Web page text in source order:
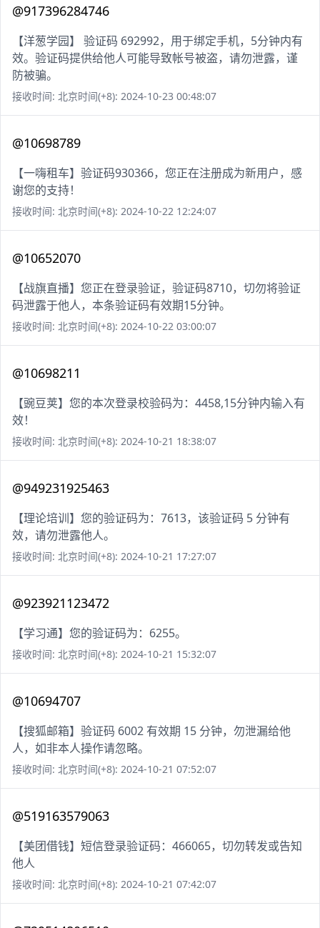
@917396284746
【洋葱学园】 验证码 692992，用于绑定手机，5分钟内有
效。验证码提供给他人可能导致帐号被盗，请勿泄露，谨
防被骗。
接收时间: 北京时间(+8): 2024-10-23 00:48:07
@10698789
【一嗨租车】验证码930366，您正在注册成为新用户，感
谢您的支持！
接收时间: 北京时间(+8): 2024-10-22 12:24:07
@10652070
【战旗直播】您正在登录验证，验证码8710，切勿将验证
码泄露于他人，本条验证码有效期15分钟。
接收时间: 北京时间(+8): 2024-10-22 03:00:07
@10698211
【豌豆荚】您的本次登录校验码为：4458,15分钟内输入有
效！
接收时间: 北京时间(+8): 2024-10-21 18:38:07
@949231925463
【理论培训】您的验证码为：7613，该验证码 5 分钟有
效，请勿泄露他人。
接收时间: 北京时间(+8): 2024-10-21 17:27:07
@923921123472
【学习通】您的验证码为：6255。
接收时间: 北京时间(+8): 2024-10-21 15:32:07
@10694707
【搜狐邮箱】验证码 6002 有效期 15 分钟，勿泄漏给他
人，如非本人操作请忽略。
接收时间: 北京时间(+8): 2024-10-21 07:52:07
@519163579063
【美团借钱】短信登录验证码：466065，切勿转发或告知
他人
接收时间: 北京时间(+8): 2024-10-21 07:42:07